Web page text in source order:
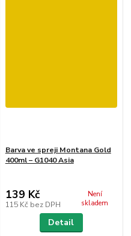
Barva ve spreji Montana Gold
400ml – G1040 Asia
139 Kč
115 Kč bez DPH
Není
skladem
Detail